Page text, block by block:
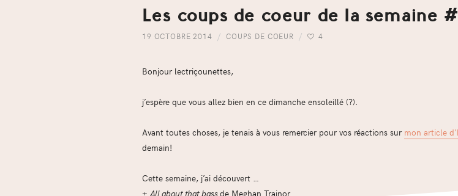
Les coups de coeur de la semaine
19 OCTOBRE 2014 COUPS DE COEUR 4
Bonjour lectriçounettes,
j’espère que vous allez bien en ce dimanche ensoleillé (?).
Avant toutes choses, je tenais à vous remercier pour vos réactions sur mon article
demain!
Cette semaine, j’ai découvert …
+ All about that bassde Meghan Trainor.